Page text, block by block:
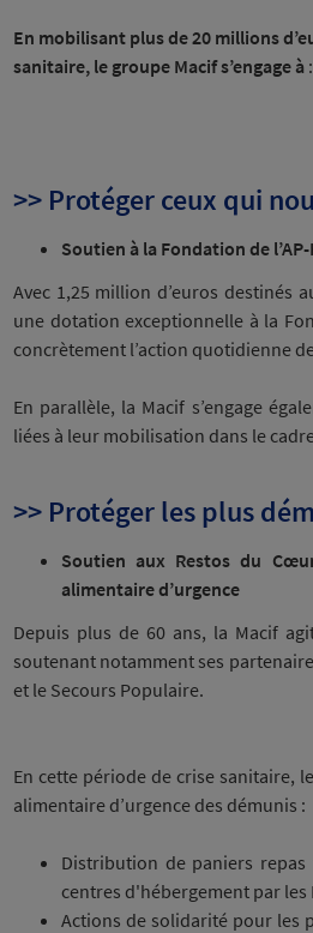
En mobilisant plus de 20 millions
sanitaire, le groupe Macif s’engage à :
>> Protéger ceux qui
Soutien à la Fondation de
Avec 1,25 million d’euros destinés
une dotation exceptionnelle à la
concrètement l’action quotidienne
En parallèle, la Macif s’engage
liées à leur mobilisation dans le
>> Protéger les plus
Soutien aux Restos du
alimentaire d’urgence
Depuis plus de 60 ans, la Macif
soutenant notamment ses
et le Secours Populaire.
En cette période de crise sanitaire,
alimentaire d’urgence des démunis :
Distribution de paniers
centres d'hébergement par les
Actions de solidarité pour les